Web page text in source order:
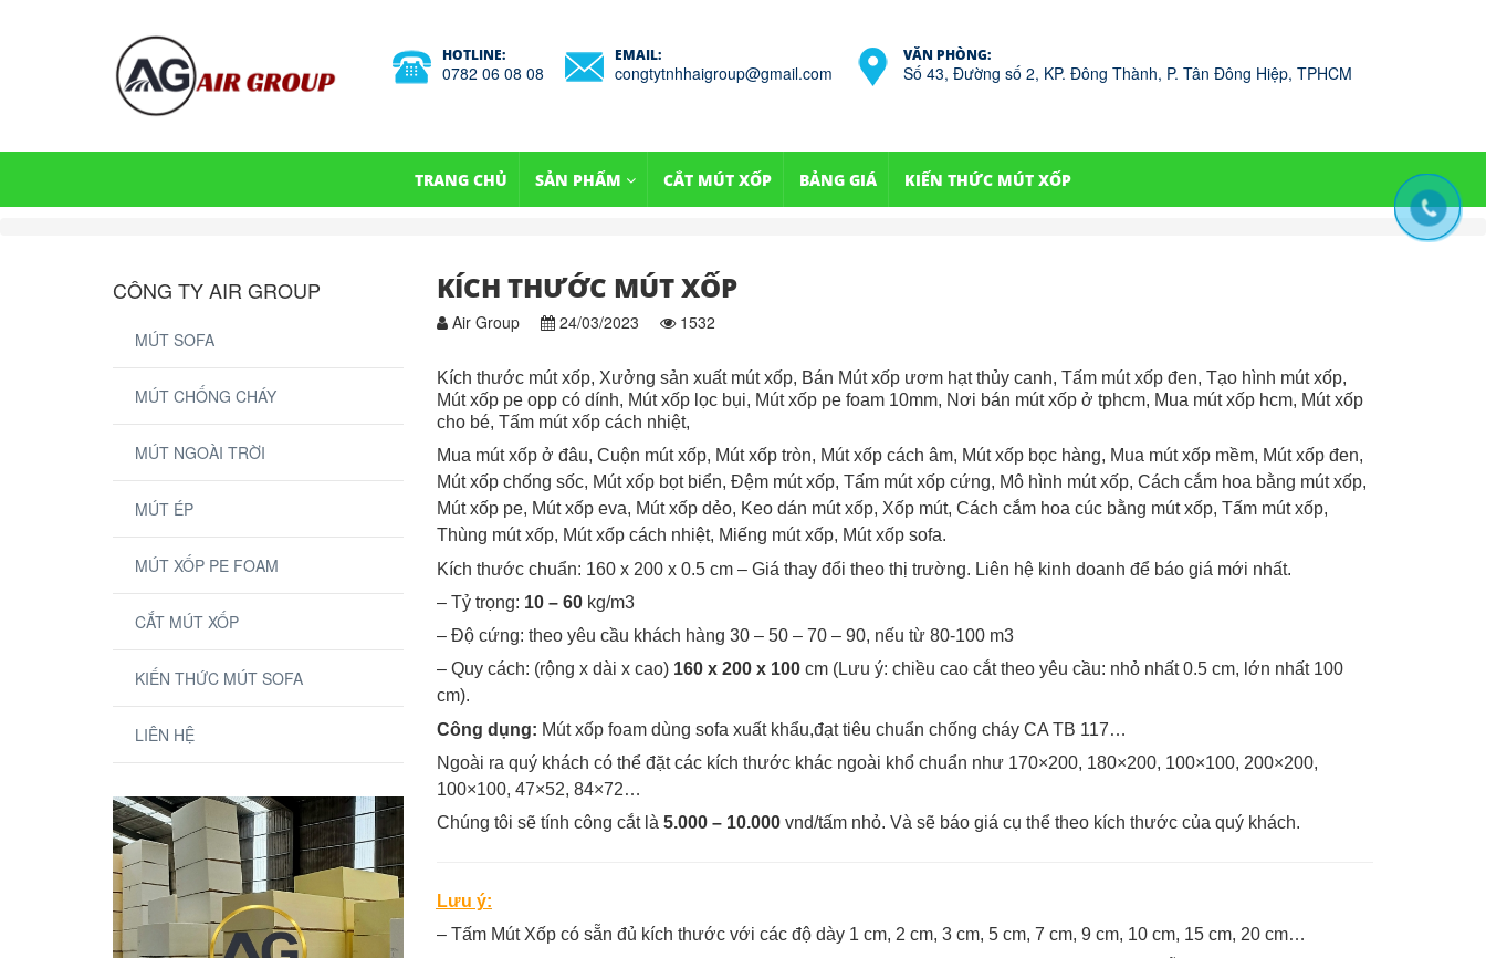
HOTLINE:
0782 06 08 08
EMAIL:
congtytnhhaigroup@gmail.com
VĂN PHÒNG:
Số 43, Đường số 2, KP. Đông Thành, P. Tân Đông Hiệp, TPHCM
TRANG CHỦ SẢN PHẨM CẮT MÚT XỐP BẢNG GIÁ KIẾN THỨC MÚT XỐP
KÍCH THƯỚC MÚT XỐP
Air Group 24/03/2023 1532
Kích thước mút xốp, Xưởng sản xuất mút xốp, Bán Mút xốp ươm hạt thủy canh, Tấm mút xốp đen, Tạo hình mút xốp,
Mút xốp pe opp có dính, Mút xốp lọc bụi, Mút xốp pe foam 10mm, Nơi bán mút xốp ở tphcm, Mua mút xốp hcm, Mút xốp
cho bé, Tấm mút xốp cách nhiệt,
Mua mút xốp ở đâu, Cuộn mút xốp, Mút xốp tròn, Mút xốp cách âm, Mút xốp bọc hàng, Mua mút xốp mềm, Mút xốp đen,
Mút xốp chống sốc, Mút xốp bọt biển, Đệm mút xốp, Tấm mút xốp cứng, Mô hình mút xốp, Cách cắm hoa bằng mút xốp,
Mút xốp pe, Mút xốp eva, Mút xốp dẻo, Keo dán mút xốp, Xốp mút, Cách cắm hoa cúc bằng mút xốp, Tấm mút xốp,
Thùng mút xốp, Mút xốp cách nhiệt, Miếng mút xốp, Mút xốp sofa.
Kích thước chuẩn: 160 x 200 x 0.5 cm – Giá thay đổi theo thị trường. Liên hệ kinh doanh để báo giá mới nhất.
– Tỷ trọng: 10 – 60 kg/m3
– Độ cứng: theo yêu cầu khách hàng 30 – 50 – 70 – 90, nếu từ 80-100 m3
– Quy cách: (rộng x dài x cao) 160 x 200 x 100 cm (Lưu ý: chiều cao cắt theo yêu cầu: nhỏ nhất 0.5 cm, lớn nhất 100
cm).
Công dụng: Mút xốp foamdùng sofa xuất khẩu,đạt tiêu chuẩn chống cháy CA TB 117…
Ngoài ra quý khách có thể đặt các kích thước khác ngoài khổ chuẩn như 170×200, 180×200, 100×100, 200×200,
100×100, 47×52, 84×72…
Chúng tôi sẽ tính công cắt là 5.000 – 10.000 vnd/tấm nhỏ. Và sẽ báo giá cụ thể theo kích thước của quý khách.
Lưu ý:
– Tấm Mút Xốp có sẵn đủ kích thước với các độ dày 1 cm, 2 cm, 3 cm, 5 cm, 7 cm, 9 cm, 10 cm, 15 cm, 20 cm…
CÔNG TY AIR GROUP
MÚT SOFA
MÚT CHỐNG CHÁY
MÚT NGOÀI TRỜI
MÚT ÉP
MÚT XỐP PE FOAM
CẮT MÚT XỐP
KIẾN THỨC MÚT SOFA
LIÊN HỆ